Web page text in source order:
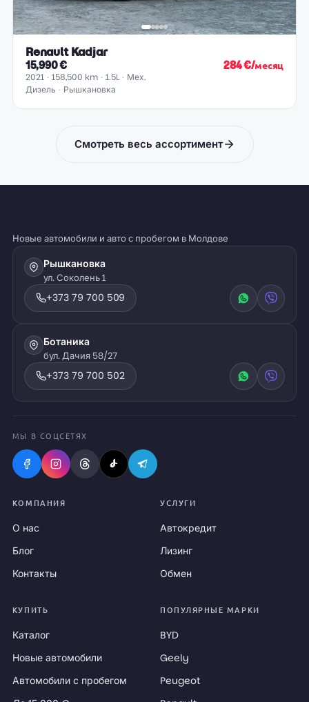
Renault Kadjar
15,990 € 284 €/месяц
2021 158,500 km 1.5L
Мех.
Дизель
Рышкановка
Смотреть весь ассортимент
Новые автомобили и авто с пробегом в Молдове
Рышкановка
ул. Соколень 1
+373 79 700 509
Ботаника
бул. Дачия 58/27
+373 79 700 502
МЫ В СОЦСЕТЯХ
КОМПАНИЯ
О нас
Блог
Контакты
УСЛУГИ
Автокредит
Лизинг
Обмен
КУПИТЬ
Каталог
Новые автомобили
Автомобили с пробегом
ПОПУЛЯРНЫЕ МАРКИ
BYD
Geely
Peugeot